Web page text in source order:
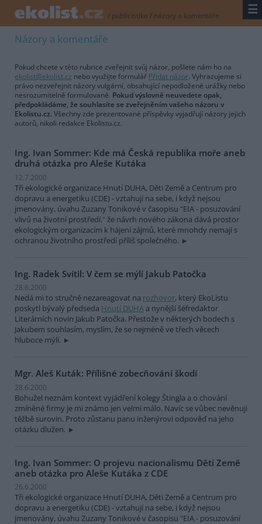
/ publicistika / názory a komentáře ☰
Názory a komentáře
Pokud chcete v této rubrice zveřejnit svůj názor, pošlete nám ho na
ekolist@ekolist.cz nebo využijte formulář Přidat názor. Vyhrazujeme si
právo nezveřejnit názory vulgární, obsahující nepodložené urážky nebo
nesrozumitelně formulované. Pokud výslovně neuvedete opak,
předpokládáme, že souhlasíte se zveřejněním vašeho názoru v
Ekolistu.cz. Všechny zde prezentované příspěvky vyjadřují názory jejich
autorů, nikoli redakce Ekolistu.cz.
Ing. Ivan Sommer: Kde má Česká republika moře aneb
druhá otázka pro Aleše Kutáka
12.7.2000
Tři ekologické organizace Hnutí DUHA, Děti Země a Centrum pro
dopravu a energetiku (CDE) - vztahují na sebe, i když nejsou
jmenovány, úvahu Zuzany Tonikové v časopisu "EIA - posuzování
vlivů na životní prostředí." že návrh nového zákona dává prostor
ekologickým organizacím k hájení zájmů, které mnohdy nemají s
ochranou životního prostředí příliš společného.
Ing. Radek Svítil: V čem se mýlí Jakub Patočka
28.6.2000
Nedá mi to stručně nezareagovat na rozhovor, který EkoListu
poskytl bývalý předseda Hnutí DUHA a nynější šéfredaktor
Literárních novin Jakub Patočka. Přestože v některých bodech s
Jakubem souhlasím, myslím, že se nejméně ve třech věcech
hluboce mýlí.
Mgr. Aleš Kuták: Přílišné zobecňování škodí
28.6.2000
Bohužel neznám kontext vyjádření kolegy Štingla a o chování
zmíněné firmy je mi známo jen velmi málo. Navíc se vůbec nevěnuji
těžbě surovin. Proto zůstanu panu inženýrovi odpověď na jeho
otázku dlužen.
Ing. Ivan Sommer: O projevu nacionalismu Dětí Země
aneb otázka pro Aleše Kutáka z CDE
26.6.2000
Tři ekologické organizace Hnutí DUHA, Děti Země a Centrum pro
dopravu a energetiku (CDE) - vztahují na sebe, i když nejsou
jmenovány, úvahu Zuzany Tonikové v časopisu "EIA - posuzování